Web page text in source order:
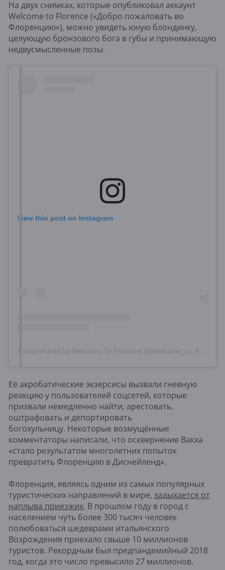
На двух снимках, которые опубликовал аккаунт
Welcome to Florence («Добро пожаловать во
Флоренцию»), можно увидеть юную блондинку,
целующую бронзового бога в губы и принимающую
недвусмысленные позы.
View this post on Instagram
Её акробатические экзерсисы вызвали гневную
реакцию у пользователей соцсетей, которые
призвали немедленно найти, арестовать.
оштрафовать и депортировать
богохульницу. Некоторые возмущённые
комментаторы написали, что осквернение Вакха
«стало результатом многолетних попыток
превратить Флоренцию в Диснейленд».
Флоренция, являясь одним из самых популярных
туристических направлений в мире, задыхается от
наплыва приезжих. В прошлом году в город с
населением чуть более 300 тысяч человек
полюбоваться шедеврами итальянского
Возрождения приехало свыше 10 миллионов
туристов. Рекордным был предпандемийный 2018
год, когда это число превысило 27 миллионов.